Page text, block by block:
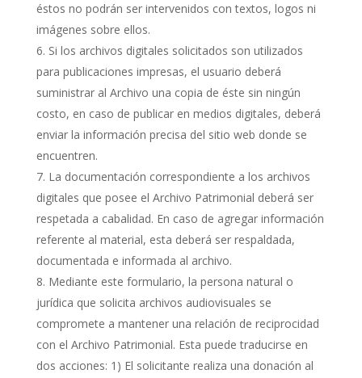
éstos no podrán ser intervenidos con textos, logos ni
imágenes sobre ellos.
Si los archivos digitales solicitados son utilizados
para publicaciones impresas, el usuario deberá
suministrar al Archivo una copia de éste sin ningún
costo, en caso de publicar en medios digitales, deberá
enviar la información precisa del sitio web donde se
encuentren.
La documentación correspondiente a los archivos
digitales que posee el Archivo Patrimonial deberá ser
respetada a cabalidad. En caso de agregar información
referente al material, esta deberá ser respaldada,
documentada e informada al archivo.
Mediante este formulario, la persona natural o
jurídica que solicita archivos audiovisuales se
compromete a mantener una relación de reciprocidad
con el Archivo Patrimonial. Esta puede traducirse en
dos acciones: 1) El solicitante realiza una donación al